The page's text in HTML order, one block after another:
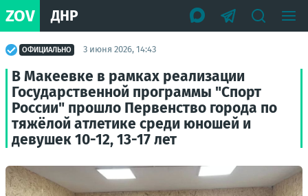
ZOV ДНР
ОФИЦИАЛЬНО 3 июня 2026, 14:43
В Макеевке в рамках реализации
Государственной программы "Спорт
России" прошло Первенство города по
тяжёлой атлетике среди юношей и
девушек 10-12, 13-17 лет